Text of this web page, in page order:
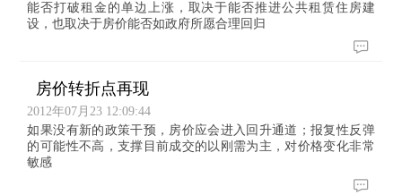
能否打破租金的单边上涨，取决于能否推进公共租赁住房建
设，也取决于房价能否如政府所愿合理回归
房价转折点再现
2012年07月23 12:09:44
如果没有新的政策干预，房价应会进入回升通道；报复性反弹
的可能性不高，支撑目前成交的以刚需为主，对价格变化非常
敏感